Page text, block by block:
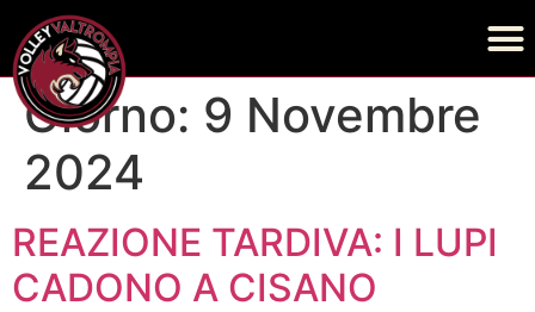
Giorno: 9 Novembre
2024
REAZIONE TARDIVA: I LUPI
CADONO A CISANO